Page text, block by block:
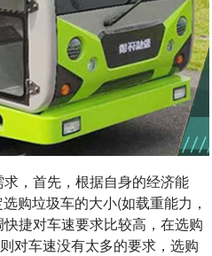
，首先，根据自身的经济能
购垃圾车的大小(如载重能力，
捷对车速要求比较高，在选购
对车速没有太多的要求，选购